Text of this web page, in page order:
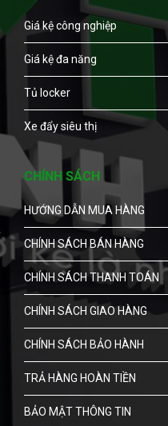
Giá kệ công nghiệp
Giá kệ đa năng
Tủ locker
Xe đẩy siêu thị
CHÍNH SÁCH
HƯỚNG DẪN MUA HÀNG
CHÍNH SÁCH BÁN HÀNG
CHÍNH SÁCH THANH TOÁN
CHÍNH SÁCH GIAO HÀNG
CHÍNH SÁCH BẢO HÀNH
TRẢ HÀNG HOÀN TIỀN
BẢO MẬT THÔNG TIN